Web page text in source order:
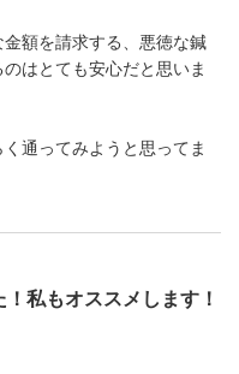
額を請求する、悪徳な鍼
はとても安心だと思いま
通ってみようと思ってま
私もオススメします！